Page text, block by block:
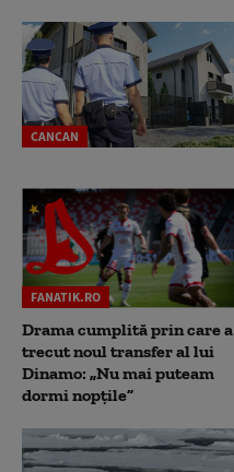
CANCAN
FANATIK.RO
Drama cumplită prin care a
trecut noul transfer al lui
Dinamo: „Nu mai puteam
dormi nopțile”